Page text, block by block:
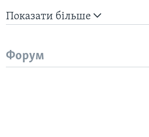
Показати більше
Форум